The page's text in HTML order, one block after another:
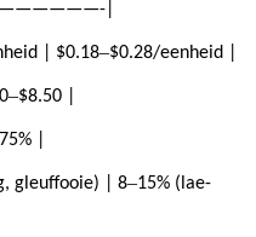
|
| $0.18–$0.28/eenheid |
–$8.50 |
75% |
gleuffooie) | 8–15% (lae-